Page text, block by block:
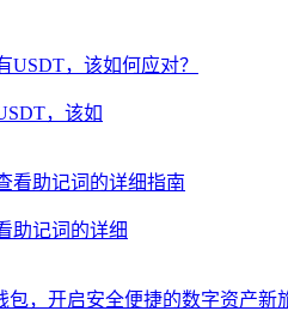
，该如
助记词的详细